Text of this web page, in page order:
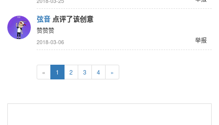
弦音 点评了该创意
赞赞赞
举报
2018-03-06
« 1 2 3 4 »